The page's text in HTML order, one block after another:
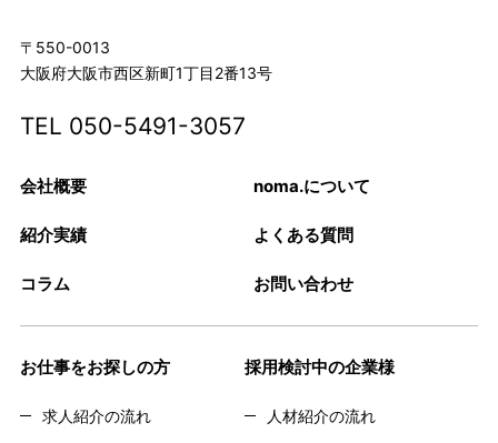
〒550-0013
大阪府大阪市西区新町1丁目2番13号
TEL 050-5491-3057
会社概要 noma.について
紹介実績 よくある質問
コラム お問い合わせ
お仕事をお探しの方
求人紹介の流れ
採用検討中の企業様
人材紹介の流れ